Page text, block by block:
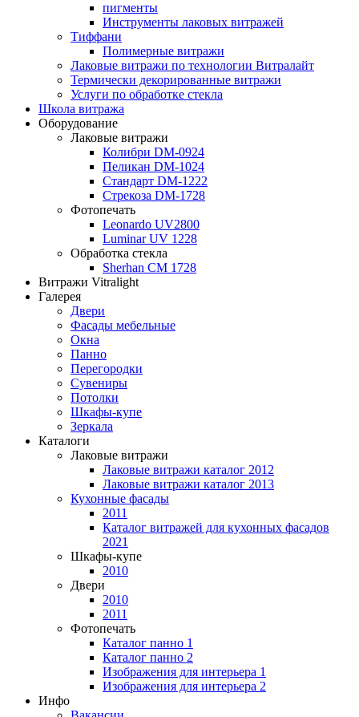
пигменты
Инструменты лаковых витражей
Тиффани
Полимерные витражи
Лаковые витражи по технологии Витралайт
Термически декорированные витражи
Услуги по обработке стекла
Школа витража
Оборудование
Лаковые витражи
Колибри DM-0924
Пеликан DM-1024
Стандарт DM-1222
Стрекоза DM-1728
Фотопечать
Leonardo UV2800
Luminar UV 1228
Обработка стекла
Sherhan CM 1728
Витражи Vitralight
Галерея
Двери
Фасады мебельные
Окна
Панно
Перегородки
Сувениры
Потолки
Шкафы-купе
Зеркала
Каталоги
Лаковые витражи
Лаковые витражи каталог 2012
Лаковые витражи каталог 2013
Кухонные фасады
2011
Каталог витражей для кухонных фасадов
2021
Шкафы-купе
2010
Двери
2010
2011
Фотопечать
Каталог панно 1
Каталог панно 2
Изображения для интерьера 1
Изображения для интерьера 2
Инфо